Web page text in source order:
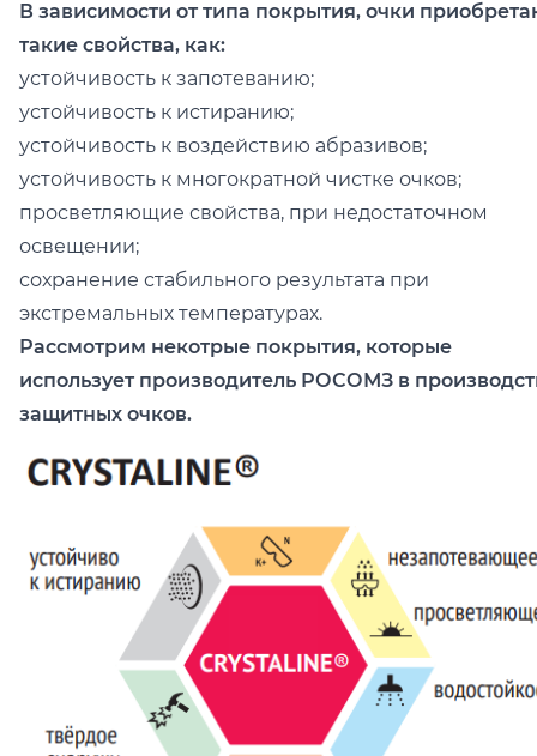
В зависимости от типа покрытия, очки
такие свойства, как:
устойчивость к запотеванию;
устойчивость к истиранию;
устойчивость к воздействию абразивов;
устойчивость к многократной чистке очков;
просветляющие свойства, при недостаточном
освещении;
сохранение стабильного результата при
экстремальных температурах.
Рассмотрим некотрые покрытия, которые
использует производитель РОСОМЗ в
защитных очков.